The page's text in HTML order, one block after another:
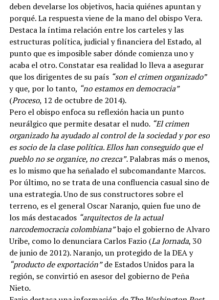
deben develarse los objetivos, hacia quiénes apuntan y
porqué. La respuesta viene de la mano del obispo Vera.
Destaca la íntima relación entre los carteles y las
estructuras política, judicial y financiera del Estado, al
punto que es imposible saber dónde comienza uno y
acaba el otro. Constatar esa realidad lo lleva a asegurar
que los dirigentes de su país “son el crimen organizado”
y que, por lo tanto, “no estamos en democracia”
(Proceso, 12 de octubre de 2014).
Pero el obispo enfoca su reflexión hacia un punto
neurálgico que permite desatar el nudo. “El crimen
organizado ha ayudado al control de la sociedad y por eso
es socio de la clase política. Ellos han conseguido que el
pueblo no se organice, no crezca”. Palabras más o menos,
es lo mismo que ha señalado el subcomandante Marcos.
Por último, no se trata de una confluencia casual sino de
una estrategia. Uno de sus constructores sobre el
terreno, es el general Oscar Naranjo, quien fue uno de
los más destacados “arquitectos de la actual
narcodemocracia colombiana”bajo el gobierno de Alvaro
Uribe, como lo denunciara Carlos Fazio (La Jornada, 30
de junio de 2012). Naranjo, un protegido de la DEA y
“producto de exportación”de Estados Unidos para la
región, se convirtió en asesor del gobierno de Peña
Nieto.